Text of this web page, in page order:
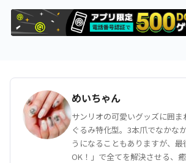
めいちゃん
サンリオの可愛いグッズに囲
ぐるみ特化型。3本爪でなかな
うになることもありますが、最
OK！」で全てを解決させる、